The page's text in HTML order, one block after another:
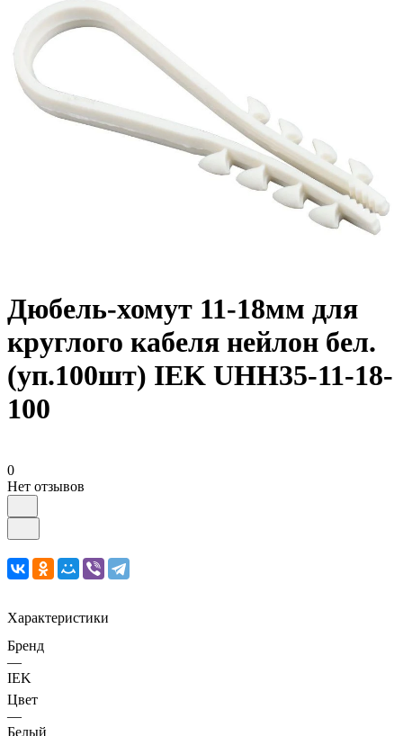
Дюбель-хомут 11-18мм для
круглого кабеля нейлон бел.
(уп.100шт) IEK UHH35-11-18-
100
0
Нет отзывов
Характеристики
Бренд
—
IEK
Цвет
—
Белый